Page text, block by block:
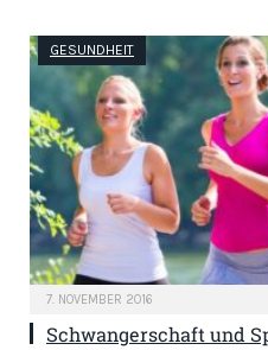
GESUNDHEIT
7. NOVEMBER 2016
Schwangerschaft und